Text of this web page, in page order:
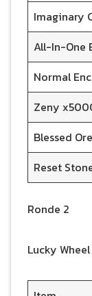
Imaginary
All-In-One
Normal
Zeny
Blessed
Reset
Ronde 2
Lucky Wheel